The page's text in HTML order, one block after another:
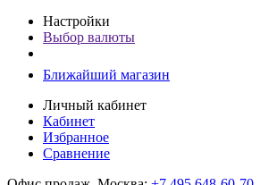
Настройки
Выбор валюты
Ближайший магазин
Личный кабинет
Кабинет
Избранное
Сравнение